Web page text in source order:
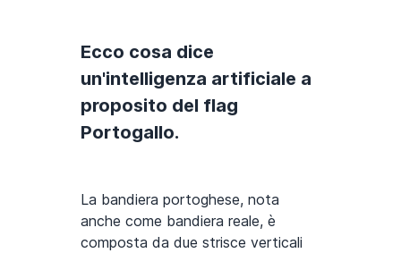
Ecco cosa dice
un'intelligenza artificiale a
proposito del flag
Portogallo.
La bandiera portoghese, nota
anche come bandiera reale, è
composta da due strisce verticali